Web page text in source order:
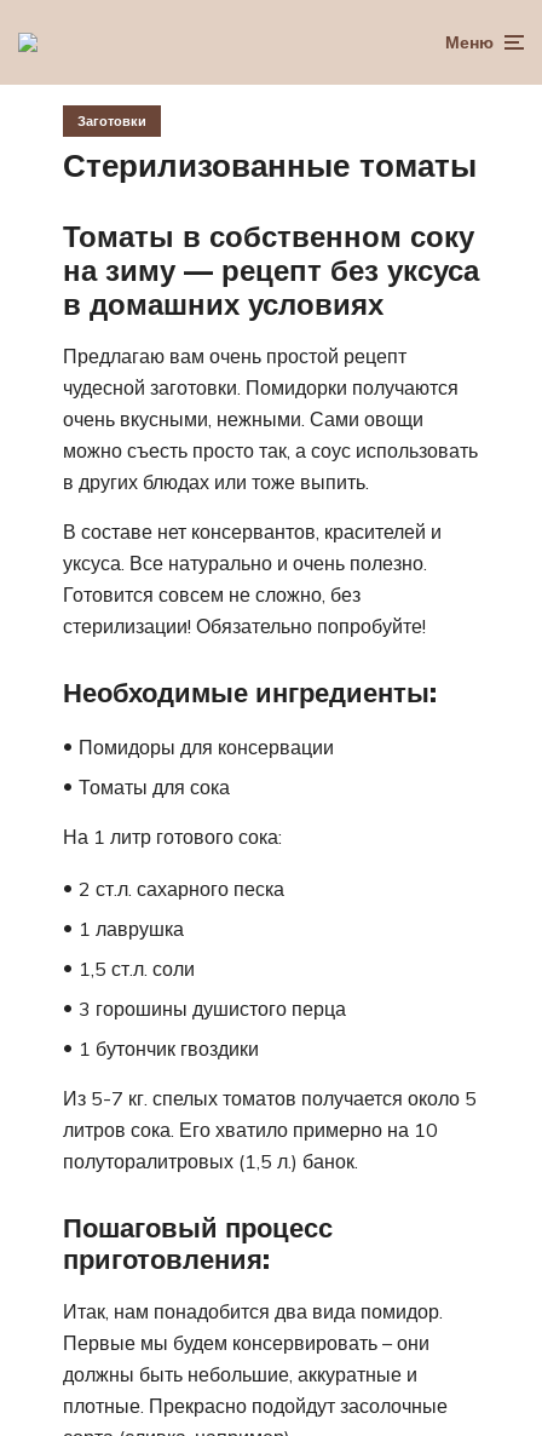
Меню
Заготовки
Стерилизованные томаты
Томаты в собственном соку
на зиму — рецепт без уксуса
в домашних условиях
Предлагаю вам очень простой рецепт
чудесной заготовки. Помидорки получаются
очень вкусными, нежными. Сами овощи
можно съесть просто так, а соус использовать
в других блюдах или тоже выпить.
В составе нет консервантов, красителей и
уксуса. Все натурально и очень полезно.
Готовится совсем не сложно, без
стерилизации! Обязательно попробуйте!
Необходимые ингредиенты:
Помидоры для консервации
Томаты для сока
На 1 литр готового сока:
2 ст.л. сахарного песка
1 лаврушка
1,5 ст.л. соли
3 горошины душистого перца
1 бутончик гвоздики
Из 5-7 кг. спелых томатов получается около 5
литров сока. Его хватило примерно на 10
полуторалитровых (1,5 л.) банок.
Пошаговый процесс
приготовления:
Итак, нам понадобится два вида помидор.
Первые мы будем консервировать – они
должны быть небольшие, аккуратные и
плотные. Прекрасно подойдут засолочные